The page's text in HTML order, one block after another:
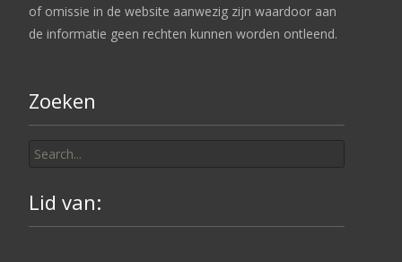
of omissie in de website aanwezig zijn waardoor aan
de informatie geen rechten kunnen worden ontleend.
Zoeken
for:
Lid van: